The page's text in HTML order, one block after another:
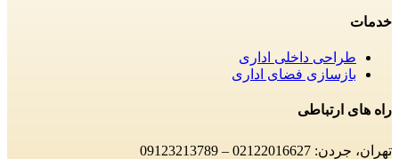
خدمات
طراحی داخلی اداری
بازسازی فضای اداری
راه های ارتباطی
تهران، جردن: 02122016627 – 09123213789